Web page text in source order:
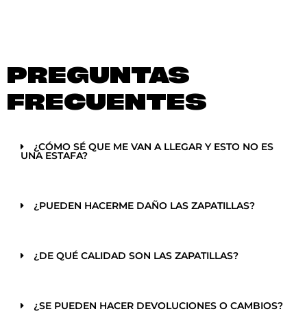
PREGUNTAS
FRECUENTES
¿CÓMO SÉ QUE ME VAN A LLEGAR Y ESTO NO ES
UNA ESTAFA?
¿PUEDEN HACERME DAÑO LAS ZAPATILLAS?
¿DE QUÉ CALIDAD SON LAS ZAPATILLAS?
¿SE PUEDEN HACER DEVOLUCIONES O CAMBIOS?